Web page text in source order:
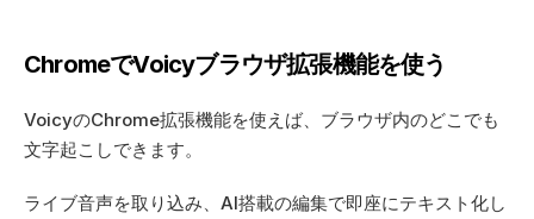
ChromeでVoicyブラウザ拡張機能を使う
VoicyのChrome拡張機能を使えば、ブラウザ内のどこでも
文字起こしできます。
ライブ音声を取り込み、AI搭載の編集で即座にテキスト化し